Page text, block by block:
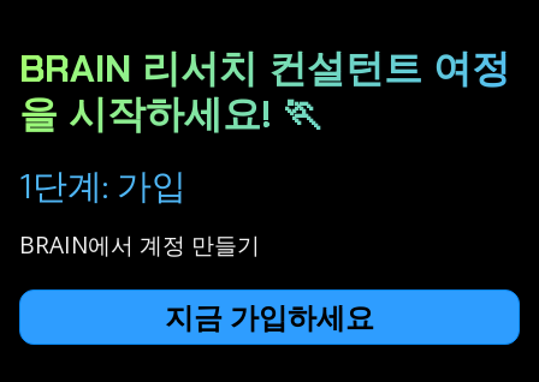
BRAIN 리서치 컨설턴트 여정
을 시작하세요! 🏃
1단계: 가입
BRAIN에서 계정 만들기
지금 가입하세요